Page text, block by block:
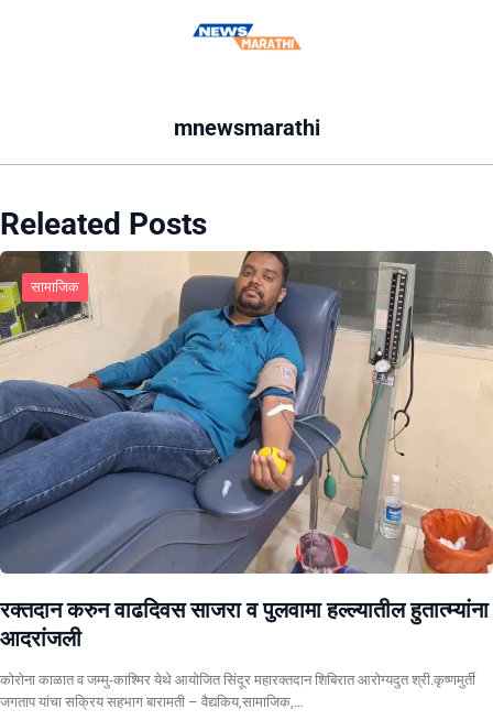
mnewsmarathi
Releated Posts
सामाजिक
रक्तदान करुन वाढदिवस साजरा व पुलवामा हल्ल्यातील हुतात्म्यांना
आदरांजली
कोरोना काळात व जम्मु-काश्मिर येथे आयोजित सिंदूर महारक्तदान शिबिरात आरोग्यदुत श्री.कृष्णमुर्ती
जगताप यांचा सक्रिय सहभाग बारामती – वैद्यकिय,सामाजिक,…